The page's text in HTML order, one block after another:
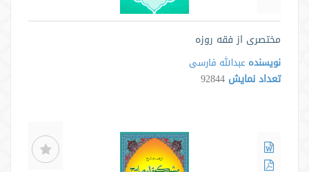
مختصری از فقه روزه
نویسنده عبدالله فارسی
تعداد نمایش 92844